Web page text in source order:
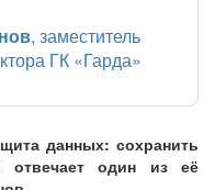
, заместитель
ГК «Гарда»
данных: сохранить
один из её